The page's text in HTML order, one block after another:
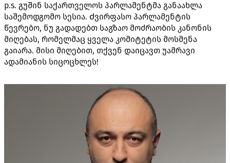
p.s. გუშინ საქართველოს პარლამენტმა განაახლა
საშემოდგომო სესია. Ძვირფასო პარლამენტის
წევრებო, ნუ გადადებთ საგზაო მოძრაობის კანონის
მიღებას, რომელმაც ყველა კომიტეტის მოსმენა
გაიარა. მისი მიღებით, თქვენ დაიცავთ უამრავი
ადამიანის სიცოცხლეს!